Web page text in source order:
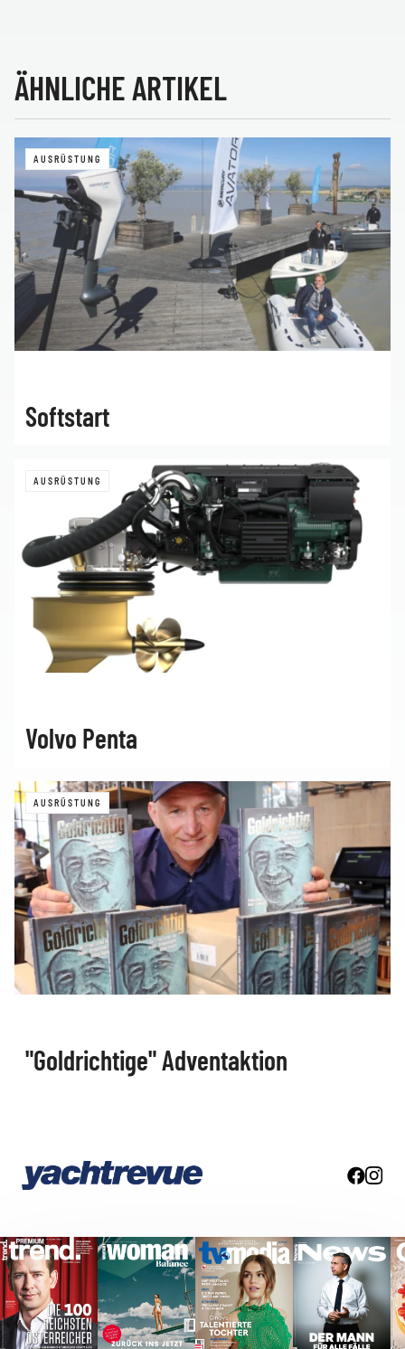
ÄHNLICHE ARTIKEL
AUSRÜSTUNG
Softstart
AUSRÜSTUNG
Volvo Penta
AUSRÜSTUNG
"Goldrichtige" Adventaktion